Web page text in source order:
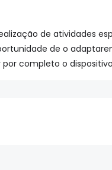
de atividades
de o
completo o